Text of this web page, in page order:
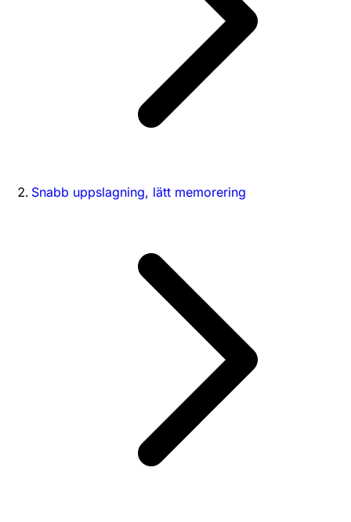
Snabb uppslagning, lätt memorering